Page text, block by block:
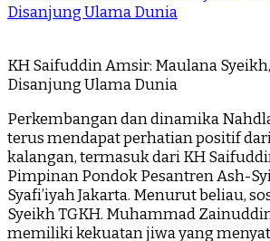
Disanjung Ulama Dunia
KH Saifuddin Amsir: Maulana
Disanjung Ulama Dunia
Perkembangan dan dinamika
terus mendapat perhatian positif
kalangan, termasuk dari KH
Pimpinan Pondok Pesantren Ash-
Syafi’iyah Jakarta. Menurut beliau,
Syeikh TGKH. Muhammad
memiliki kekuatan jiwa yang